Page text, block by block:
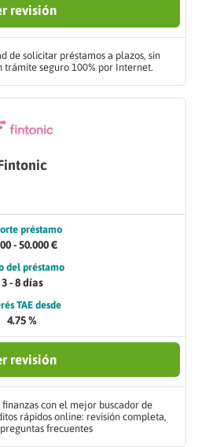
revisión
de solicitar préstamos a plazos, sin
trámite seguro 100% por Internet.
préstamo
- 50.000 €
del préstamo
3 - 8 días
TAE desde
4.75 %
revisión
con el mejor buscador de
rápidos online: revisión completa,
frecuentes